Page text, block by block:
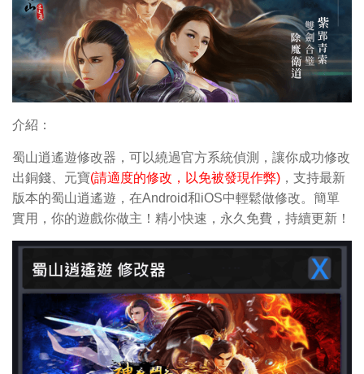
介紹：
蜀山逍遙遊修改器，可以繞過官方系統偵測，讓你成功修改
出銅錢、元寶(請適度的修改，以免被發現作弊) ，支持最新
版本的蜀山逍遙遊，在Android和iOS中輕鬆做修改。簡單
實用，你的遊戲你做主！精小快速，永久免費，持續更新！